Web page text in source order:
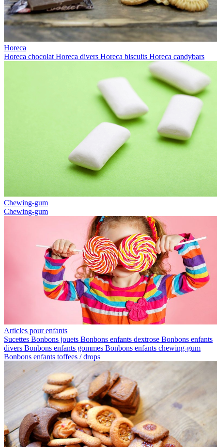
Horeca
Horeca chocolat Horeca divers Horeca biscuits Horeca candybars
Chewing-gum
Chewing-gum
Articles pour enfants
Sucettes Bonbons jouets Bonbons enfants dextrose Bonbons enfants
divers Bonbons enfants gommes Bonbons enfants chewing-gum
Bonbons enfants toffees / drops